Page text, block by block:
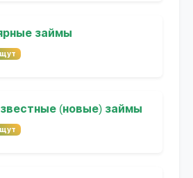
займы
(новые) займы